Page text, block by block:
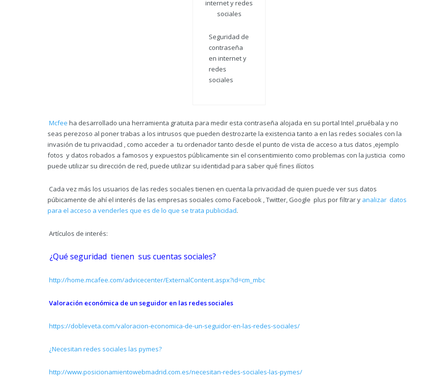
Seguridad de
contraseña
en internet y
redes
sociales
Mcfee ha desarrollado una herramienta gratuita para medir esta contraseña alojada en su portal Intel ,pruébala y no
seas perezoso al poner trabas a los intrusos que pueden destrozarte la existencia tanto a en las redes sociales con la
invasión de tu privacidad , como acceder a tu ordenador tanto desde el punto de vista de acceso a tus datos ,ejemplo
fotos y datos robados a famosos y expuestos públicamente sin el consentimiento como problemas con la justicia como
puede utilizar su dirección de red, puede utilizar su identidad para saber qué fines ilícitos
Cada vez más los usuarios de las redes sociales tienen en cuenta la privacidad de quien puede ver sus datos
púbicamente de ahí el interés de las empresas sociales como Facebook , Twitter, Google plus por filtrar y analizar datos
para el acceso a venderles que es de lo que se trata publicidad.
Artículos de interés:
¿Qué seguridad tienen sus cuentas sociales?
http://home.mcafee.com/advicecenter/ExternalContent.aspx?id=cm_mbc
Valoración económica de un seguidor en las redes sociales
https://dobleveta.com/valoracion-economica-de-un-seguidor-en-las-redes-sociales/
¿Necesitan redes sociales las pymes?
http://www.posicionamientowebmadrid.com.es/necesitan-redes-sociales-las-pymes/